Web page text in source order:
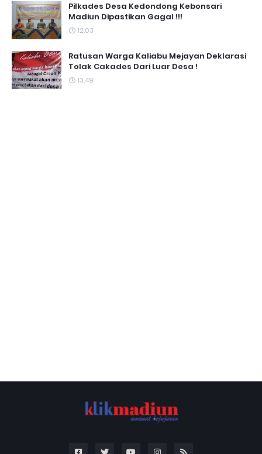
Pilkades Desa Kedondong Kebonsari
Madiun Dipastikan Gagal !!!
12.03
Ratusan Warga Kaliabu Mejayan Deklarasi
Tolak Cakades Dari Luar Desa !
13.49